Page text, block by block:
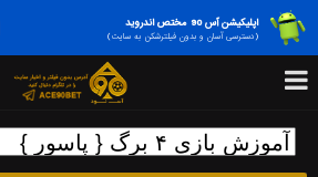
اپلیکیشن آس 90 مختص اندروید
(دسترسی آسان و بدون فیلترشکن به سایت)